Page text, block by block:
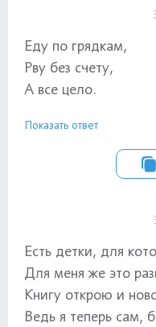
Еду по грядкам,
Рву без счету,
А все цело.
Показать ответ
Есть детки, для
Для меня же это
Книгу открою и
Ведь я теперь сам,